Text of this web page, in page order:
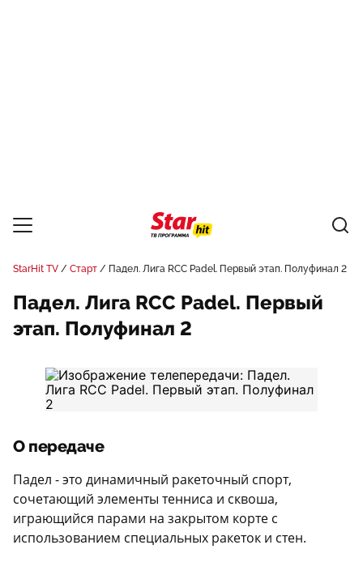
StarHit TV Старт Падел. Лига RCC Padel. Первый этап. Полуфинал 2
Падел. Лига RCC Padel. Первый
этап. Полуфинал 2
О передаче
Падел - это динамичный ракеточный спорт,
сочетающий элементы тенниса и сквоша,
играющийся парами на закрытом корте с
использованием специальных ракеток и стен.